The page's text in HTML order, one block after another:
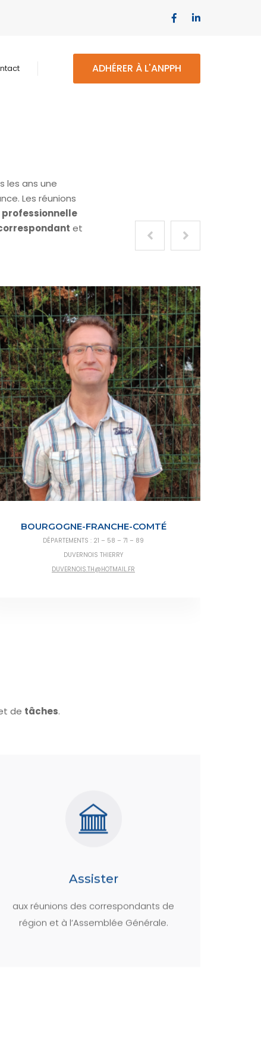
ADHÉRER À L'ANPPH
les ans une
Les réunions
professionnelle
et
BOURGOGNE-FRANCHE COMTÉ
DÉPARTEMENTS : 25 – 39 – 70 – 90
PAS DE CORRESPONDANT DE RÉGION, SI VOUS ÊTES
de tâches.
Assister
aux réunions des correspondants de
région et à l’Assemblée Générale.